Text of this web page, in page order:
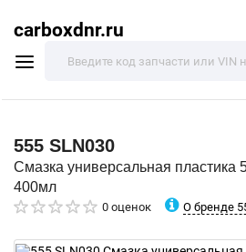
carboxdnr.ru
555 SLN030
Смазка универсальная пластика
400мл
0 оценок О бренде